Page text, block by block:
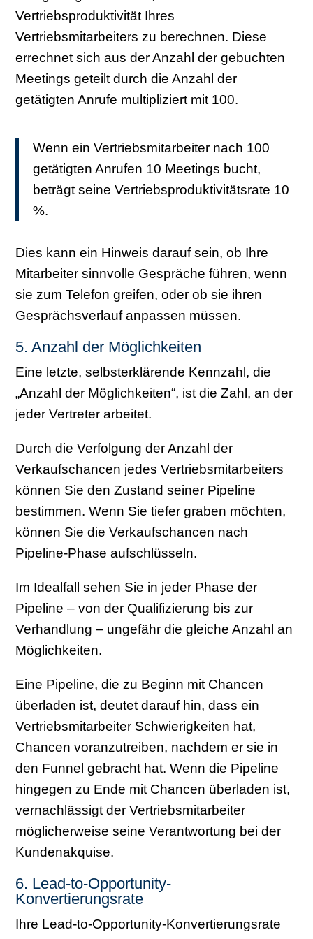
Vertriebsproduktivität Ihres
Vertriebsmitarbeiters zu berechnen. Diese
errechnet sich aus der Anzahl der gebuchten
Meetings geteilt durch die Anzahl der
getätigten Anrufe multipliziert mit 100.
Wenn ein Vertriebsmitarbeiter nach 100
getätigten Anrufen 10 Meetings bucht,
beträgt seine Vertriebsproduktivitätsrate 10
%.
Dies kann ein Hinweis darauf sein, ob Ihre
Mitarbeiter sinnvolle Gespräche führen, wenn
sie zum Telefon greifen, oder ob sie ihren
Gesprächsverlauf anpassen müssen.
5. Anzahl der Möglichkeiten
Eine letzte, selbsterklärende Kennzahl, die
„Anzahl der Möglichkeiten“, ist die Zahl, an der
jeder Vertreter arbeitet.
Durch die Verfolgung der Anzahl der
Verkaufschancen jedes Vertriebsmitarbeiters
können Sie den Zustand seiner Pipeline
bestimmen. Wenn Sie tiefer graben möchten,
können Sie die Verkaufschancen nach
Pipeline-Phase aufschlüsseln.
Im Idealfall sehen Sie in jeder Phase der
Pipeline – von der Qualifizierung bis zur
Verhandlung – ungefähr die gleiche Anzahl an
Möglichkeiten.
Eine Pipeline, die zu Beginn mit Chancen
überladen ist, deutet darauf hin, dass ein
Vertriebsmitarbeiter Schwierigkeiten hat,
Chancen voranzutreiben, nachdem er sie in
den Funnel gebracht hat. Wenn die Pipeline
hingegen zu Ende mit Chancen überladen ist,
vernachlässigt der Vertriebsmitarbeiter
möglicherweise seine Verantwortung bei der
Kundenakquise.
6. Lead-to-Opportunity-
Konvertierungsrate
Ihre Lead-to-Opportunity-Konvertierungsrate